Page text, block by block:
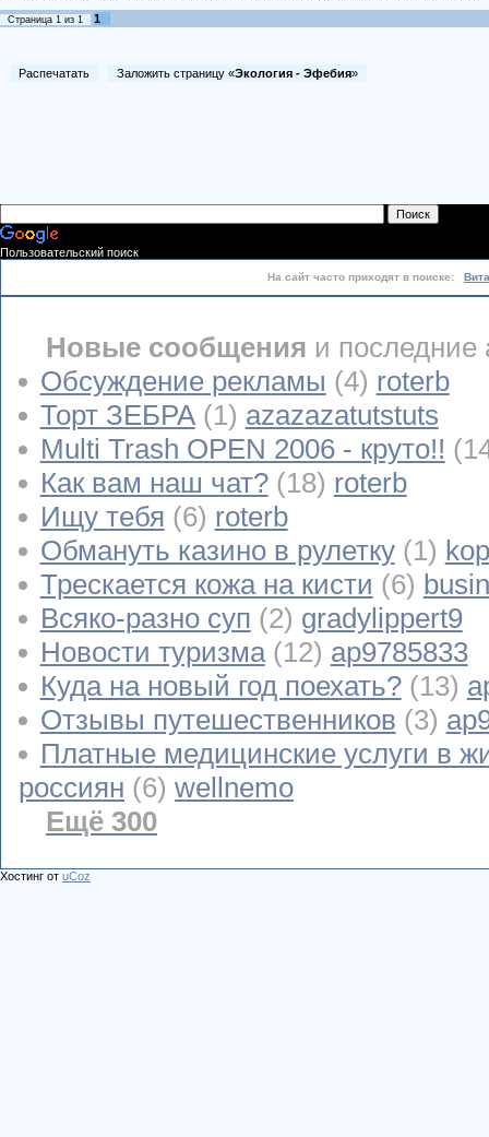
Страница 1 из 1 1
Распечатать Заложить страницу «Экология - Эфебия»
Пользовательский поиск
На сайт часто приходят в поиске:
Новые сообщения и последние
Обсуждение рекламы (4) roterb
Торт ЗЕБРА (1) azazazatutstuts
Multi Trash OPEN 2006 - круто!!
Как вам наш чат? (18) roterb
Ищу тебя (6) roterb
Обмануть казино в рулетку (1)
Трескается кожа на кисти (6)
Всяко-разно суп (2) gradylippert9
Новости туризма (12) ap9785833
Куда на новый год поехать? (13)
Отзывы путешественников (3)
Платные медицинские услуги в
россиян (6) wellnemo
Ещё 300
Хостинг от uCoz